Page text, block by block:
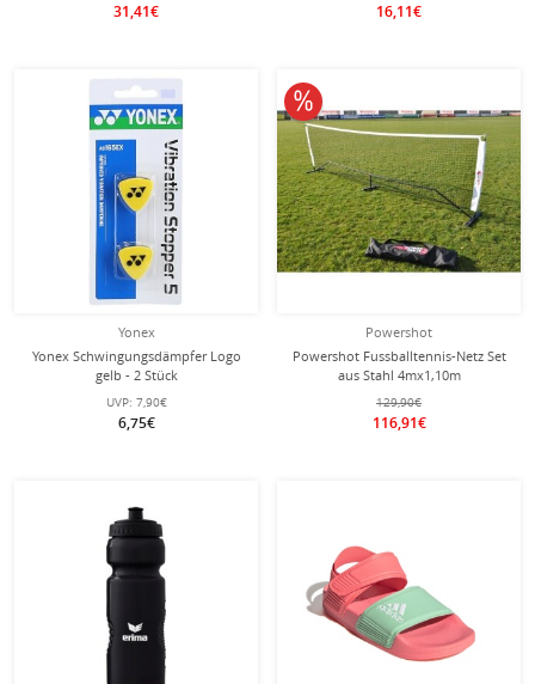
31,41€ 16,11€
Yonex
Yonex Schwingungsdämpfer Logo
gelb - 2 Stück
UVP: 7,90€
6,75€
Powershot
Powershot Fussballtennis-Netz Set
aus Stahl 4mx1,10m
129,90€
116,91€
10% reduziert